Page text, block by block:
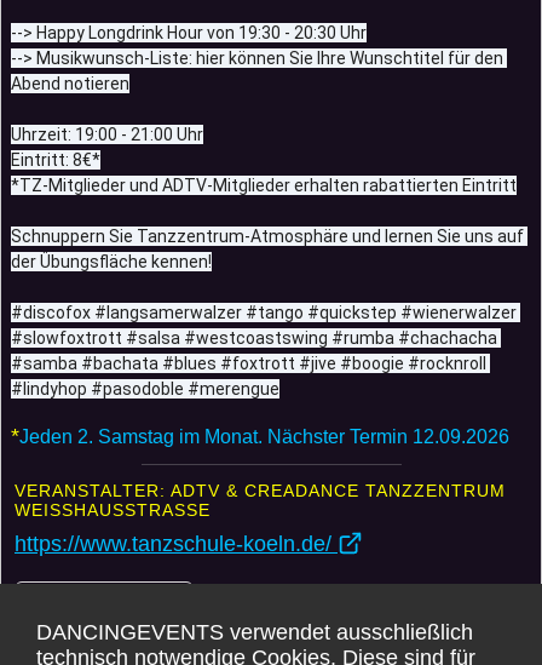
--> Happy Longdrink Hour von 19:30 - 20:30 Uhr
--> Musikwunsch-Liste: hier können Sie Ihre Wunschtitel für den
Abend notieren
Uhrzeit: 19:00 - 21:00 Uhr
Eintritt: 8€*
*TZ-Mitglieder und ADTV-Mitglieder erhalten rabattierten Eintritt
Schnuppern Sie Tanzzentrum-Atmosphäre und lernen Sie uns auf
der Übungsfläche kennen!
#discofox #langsamerwalzer #tango #quickstep #wienerwalzer
#slowfoxtrott #salsa #westcoastswing #rumba #chachacha
#samba #bachata #blues #foxtrott #jive #boogie #rocknroll
#lindyhop #pasodoble #merengue
*Jeden 2. Samstag im Monat. Nächster Termin 12.09.2026
VERANSTALTER: ADTV & CREADANCE TANZZENTRUM
WEISSHAUSSTRASSE
https://www.tanzschule-koeln.de/
Karte
DANCINGEVENTS verwendet ausschließlich
technisch notwendige Cookies. Diese sind für